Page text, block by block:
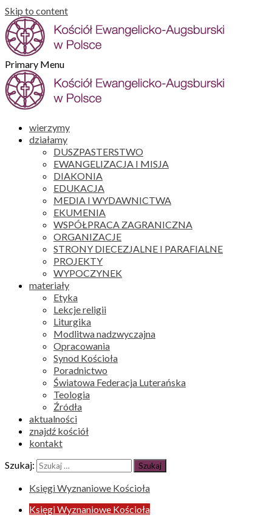
Skip to content
Primary Menu
wierzymy
działamy
DUSZPASTERSTWO
EWANGELIZACJA I MISJA
DIAKONIA
EDUKACJA
MEDIA I WYDAWNICTWA
EKUMENIA
WSPÓŁPRACA ZAGRANICZNA
ORGANIZACJE
STRONY DIECEZJALNE I PARAFIALNE
PROJEKTY
WYPOCZYNEK
materiały
Etyka
Lekcje religii
Liturgika
Modlitwa nadzwyczajna
Opracowania
Synod Kościoła
Poradnictwo
Światowa Federacja Luterańska
Teologia
Źródła
aktualności
znajdź kościół
kontakt
Szukaj:
Księgi Wyznaniowe Kościoła
Księgi Wyznaniowe Kościoła